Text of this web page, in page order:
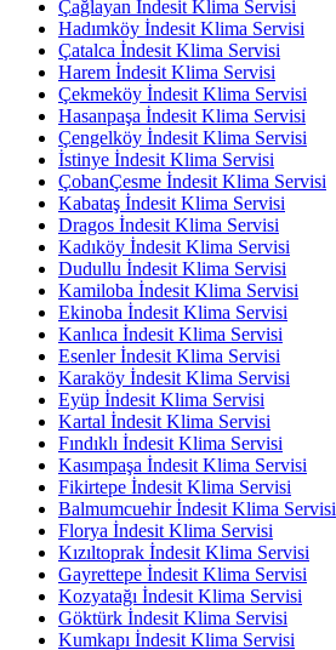
Çağlayan İndesit Klima Servisi
Hadımköy İndesit Klima Servisi
Çatalca İndesit Klima Servisi
Harem İndesit Klima Servisi
Çekmeköy İndesit Klima Servisi
Hasanpaşa İndesit Klima Servisi
Çengelköy İndesit Klima Servisi
İstinye İndesit Klima Servisi
ÇobanÇesme İndesit Klima Servisi
Kabataş İndesit Klima Servisi
Dragos İndesit Klima Servisi
Kadıköy İndesit Klima Servisi
Dudullu İndesit Klima Servisi
Kamiloba İndesit Klima Servisi
Ekinoba İndesit Klima Servisi
Kanlıca İndesit Klima Servisi
Esenler İndesit Klima Servisi
Karaköy İndesit Klima Servisi
Eyüp İndesit Klima Servisi
Kartal İndesit Klima Servisi
Fındıklı İndesit Klima Servisi
Kasımpaşa İndesit Klima Servisi
Fikirtepe İndesit Klima Servisi
Balmumcuehir İndesit Klima Servisi
Florya İndesit Klima Servisi
Kızıltoprak İndesit Klima Servisi
Gayrettepe İndesit Klima Servisi
Kozyatağı İndesit Klima Servisi
Göktürk İndesit Klima Servisi
Kumkapı İndesit Klima Servisi